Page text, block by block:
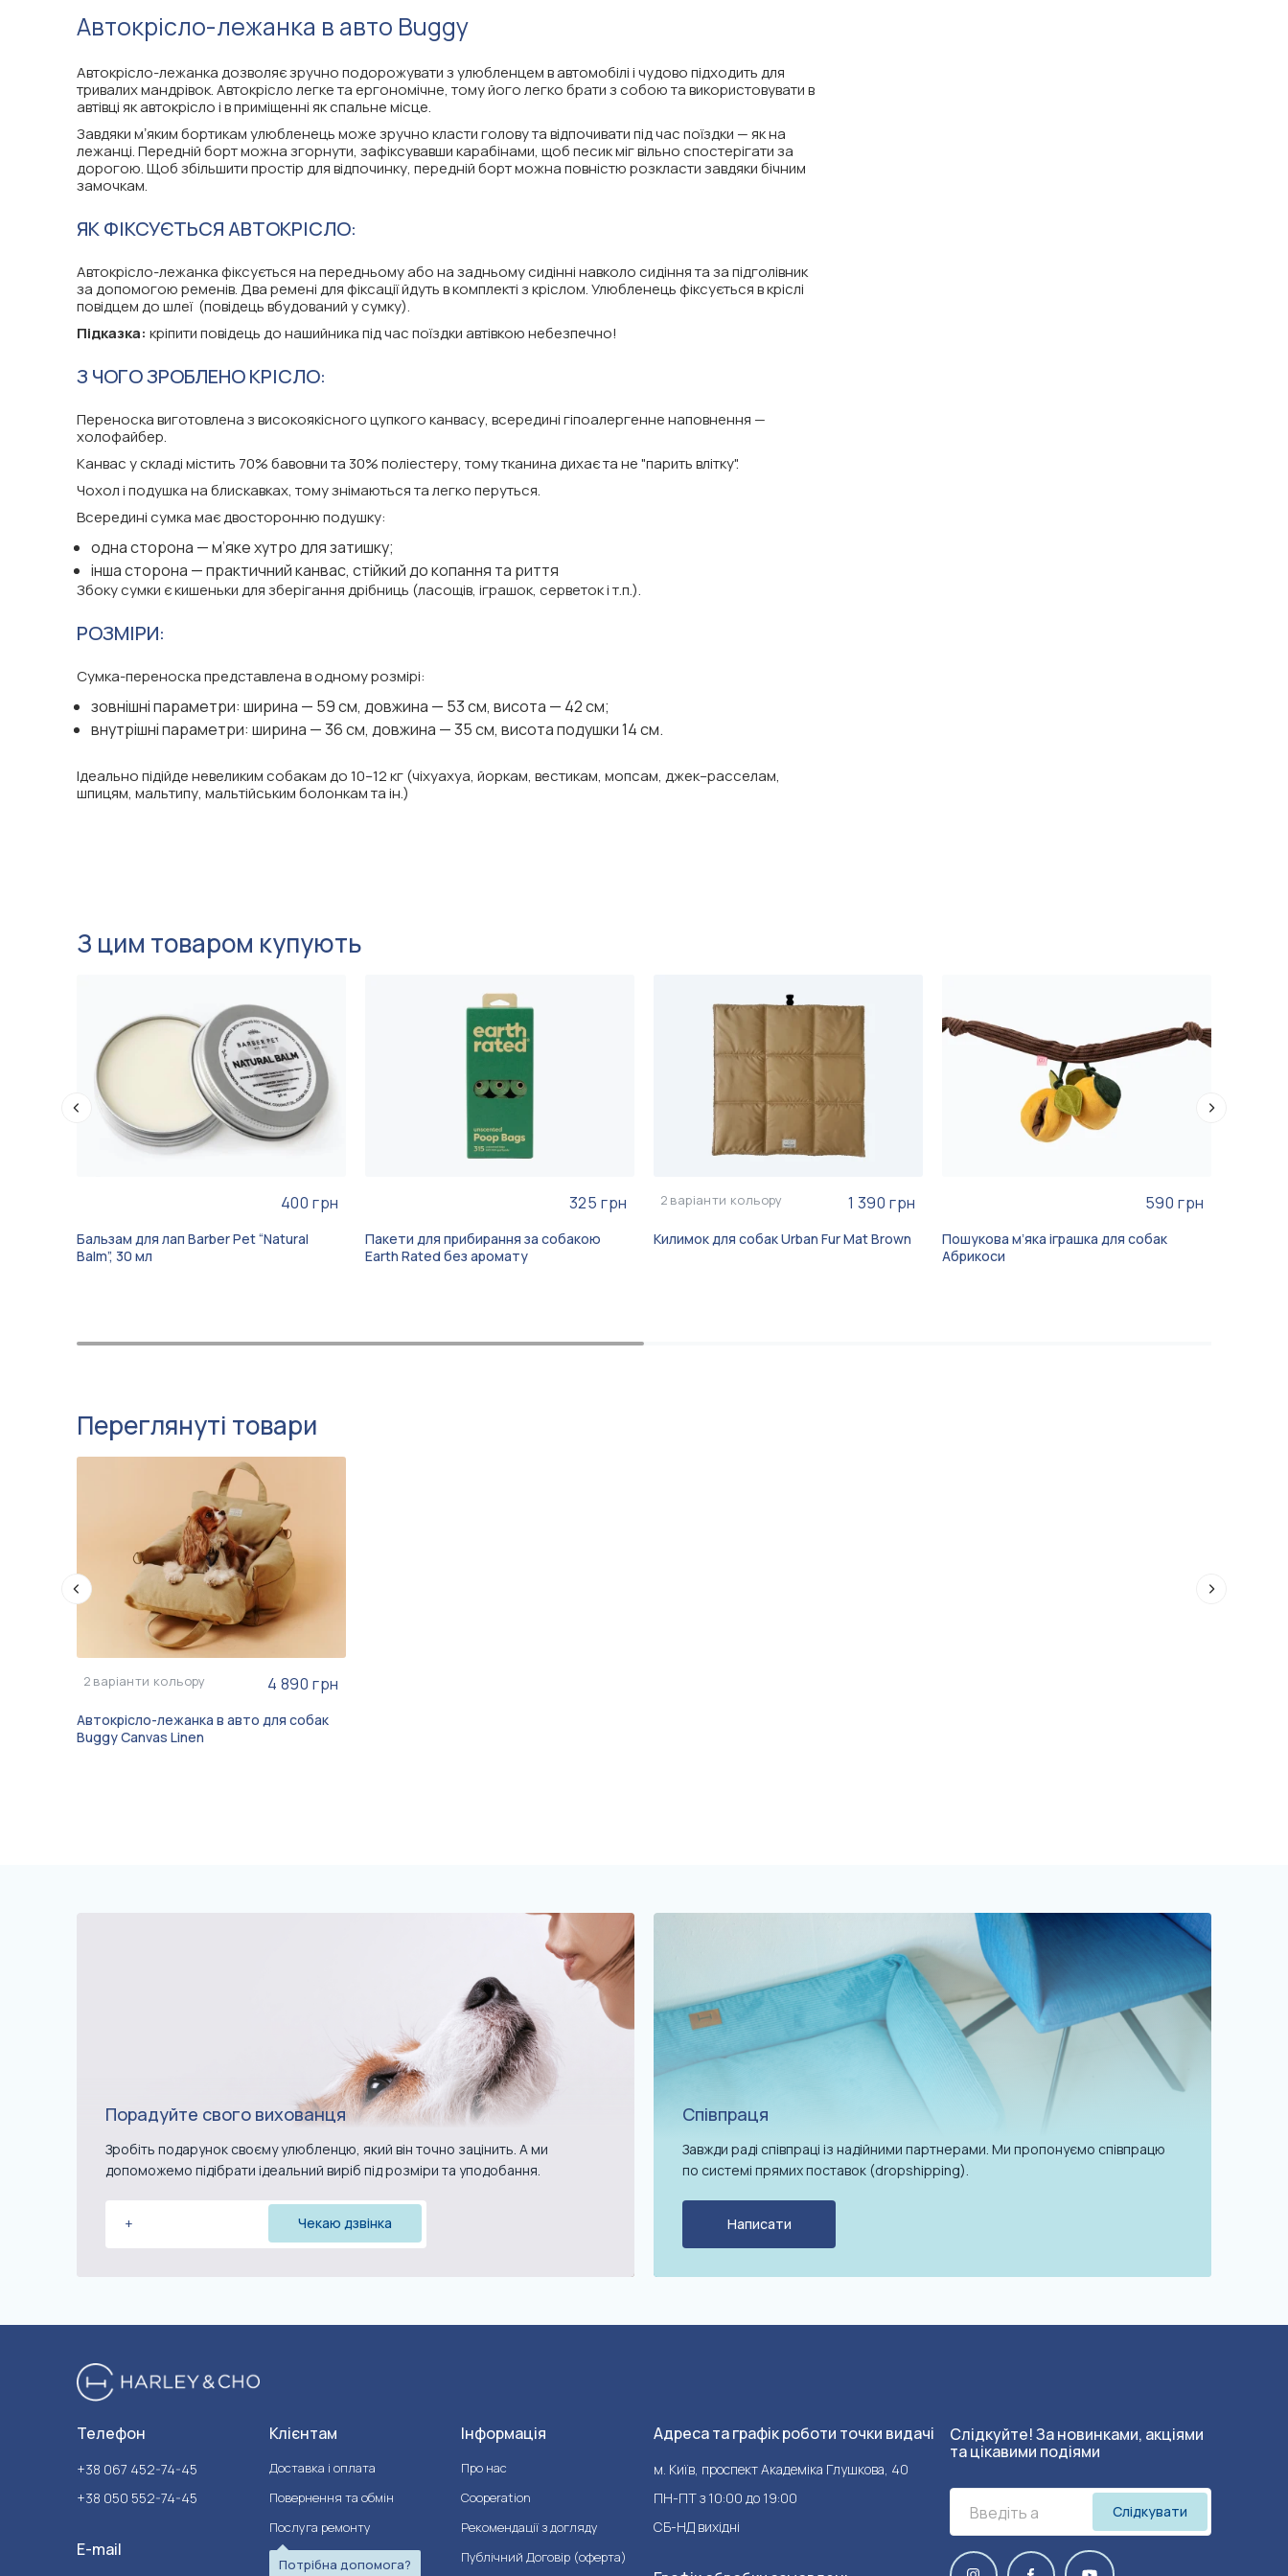
Автокрісло-лежанка в авто Buggy
Автокрісло-лежанка дозволяє зручно подорожувати з улюбленцем в автомобілі і чудово підходить для
тривалих мандрівок. Автокрісло легке та ергономічне, тому його легко брати з собою та використовувати в
автівці як автокрісло і в приміщенні як спальне місце.
Завдяки мʼяким бортикам улюбленець може зручно класти голову та відпочивати під час поїздки — як на
лежанці. Передній борт можна згорнути, зафіксувавши карабінами, щоб песик міг вільно спостерігати за
дорогою. Щоб збільшити простір для відпочинку, передній борт можна повністю розкласти завдяки бічним
замочкам.
ЯК ФІКСУЄТЬСЯ АВТОКРІСЛО:
Автокрісло-лежанка фіксується на передньому або на задньому сидінні навколо сидіння та за підголівник
за допомогою ременів. Два ремені для фіксації йдуть в комплекті з кріслом. Улюбленець фіксується в кріслі
повідцем до шлеї (повідець вбудований у сумку).
Підказка: кріпити повідець до нашийника під час поїздки автівкою небезпечно!
З ЧОГО ЗРОБЛЕНО КРІСЛО:
Переноска виготовлена з високоякісного цупкого канвасу, всередині гіпоалергенне наповнення —
холофайбер.
Канвас у складі містить 70% бавовни та 30% поліестеру, тому тканина дихає та не "парить влітку".
Чохол і подушка на блискавках, тому знімаються та легко перуться.
Всередині сумка має двосторонню подушку:
одна сторона — м’яке хутро для затишку;
інша сторона — практичний канвас, стійкий до копання та риття
Збоку сумки є кишеньки для зберігання дрібниць (ласощів, іграшок, серветок і т.п.).
РОЗМІРИ:
Сумка-переноска представлена в одному розмірі:
зовнішні параметри: ширина — 59 см, довжина — 53 см, висота — 42 см;
внутрішні параметри: ширина — 36 см, довжина — 35 см, висота подушки 14 см.
Ідеально підійде невеликим собакамдо 10–12 кг (чіхуахуа, йоркам, вестикам, мопсам, джек–расселам,
шпицям, мальтипу, мальтійським болонкам та ін.)
З цим товаром купують
400 грн
Бальзам для лап Barber Pet “Natural
Balm”, 30 мл
325 грн
Пакети для прибирання за собакою
Earth Rated без аромату
2 варіанти кольору 1 390 грн
Килимок для собак Urban Fur Mat Brown
590 грн
Пошукова мʼяка іграшка для собак
Абрикоси
Переглянуті товари
2 варіанти кольору 4 890 грн
Автокрісло-лежанка в авто для собак
Buggy Canvas Linen
Порадуйте свого вихованця
Зробіть подарунок своєму улюбленцю, який він точно зацінить. А ми
допоможемо підібрати ідеальний виріб під розміри та уподобання.
Співпраця
Завжди раді співпраці із надійними партнерами. Ми пропонуємо співпрацю
по системі прямих поставок (dropshipping).
Написати
Телефон
+38 067 452-74-45
+38 050 552-74-45
E-mail
Клієнтам
Доставка і оплата
Повернення та обмін
Послуга ремонту
Потрібна допомога?
Інформація
Про нас
Cooperation
Рекомендації з догляду
Публічний Договір (оферта)
Адреса та графік роботи точки видачі
м. Київ, проспект Академіка Глушкова, 40
ПН-ПТ з 10:00 до 19:00
СБ-НД вихідні
Слідкуйте! За новинками, акціями
та цікавими подіями
Слідкувати